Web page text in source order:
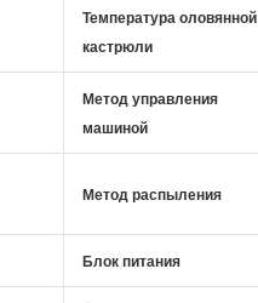
Температура оловянной
кастрюли
Метод управления
машиной
Метод распыления
Блок питания